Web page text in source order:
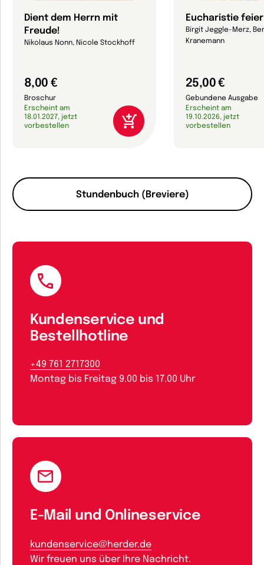
Stundenbuch (Breviere)
Dient dem Herrn mit
Freude!
Nikolaus Nonn, Nicole Stockhoff
8,00 €
Broschur
Erscheint am
18.01.2027, jetzt
vorbestellen
Eucharistie
Birgit Jeggle-Merz,
Kranemann
25,00 €
Gebundene Ausgabe
Erscheint am
19.10.2026, jetzt
vorbestellen
Kundenservice und
Bestellhotline
+49 761 2717300
Montag bis Freitag 9.00 bis 17.00 Uhr
E-Mail und Onlineservice
kundenservice@herder.de
Wir freuen uns über Ihre Nachricht.